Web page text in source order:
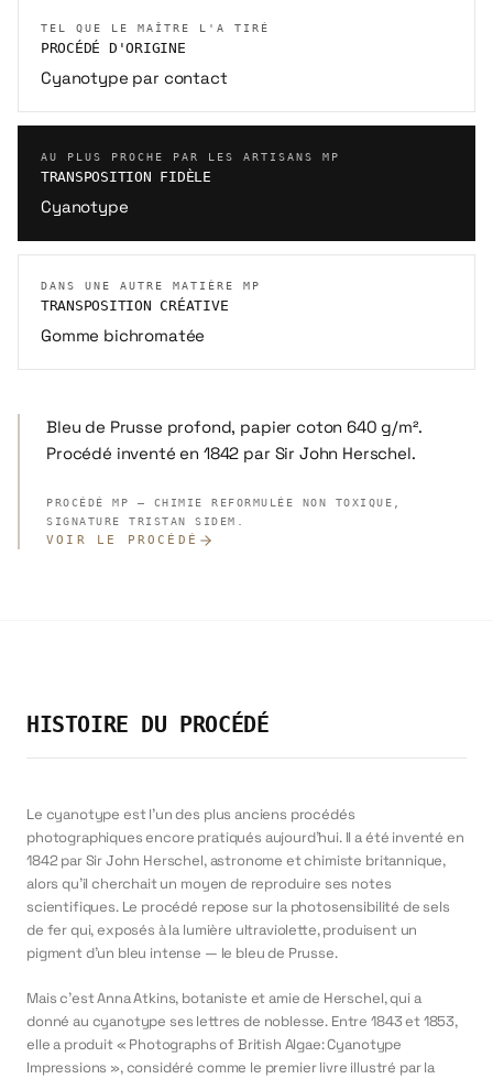
TEL QUE LE MAÎTRE L'A TIRÉ
PROCÉDÉ D'ORIGINE
Cyanotype par contact
AU PLUS PROCHE PAR LES ARTISANS MP
TRANSPOSITION FIDÈLE
Cyanotype
DANS UNE AUTRE MATIÈRE MP
TRANSPOSITION CRÉATIVE
Gomme bichromatée
Bleu de Prusse profond, papier coton 640 g/m².
Procédé inventé en 1842 par Sir John Herschel.
PROCÉDÉ MP — CHIMIE REFORMULÉE NON TOXIQUE,
SIGNATURE TRISTAN SIDEM.
VOIR LE PROCÉDÉ
HISTOIRE DU PROCÉDÉ
Le cyanotype est l'un des plus anciens procédés
photographiques encore pratiqués aujourd'hui. Il a été inventé en
1842 par Sir John Herschel, astronome et chimiste britannique,
alors qu'il cherchait un moyen de reproduire ses notes
scientifiques. Le procédé repose sur la photosensibilité de sels
de fer qui, exposés à la lumière ultraviolette, produisent un
pigment d'un bleu intense — le bleu de Prusse.
Mais c'est Anna Atkins, botaniste et amie de Herschel, qui a
donné au cyanotype ses lettres de noblesse. Entre 1843 et 1853,
elle a produit « Photographs of British Algae: Cyanotype
Impressions », considéré comme le premier livre illustré par la